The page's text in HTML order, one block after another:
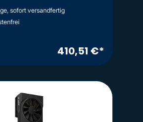
sofort versandfertig
410,51 €*